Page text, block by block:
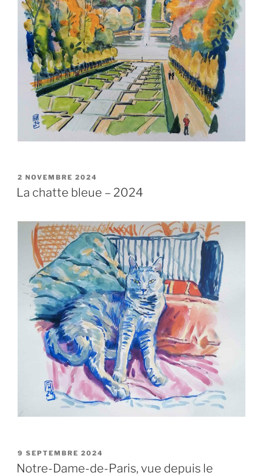
PUBLIÉ
LE
2 NOVEMBRE 2024
La chatte bleue – 2024
PUBLIÉ
LE
9 SEPTEMBRE 2024
Notre-Dame-de-Paris, vue depuis le